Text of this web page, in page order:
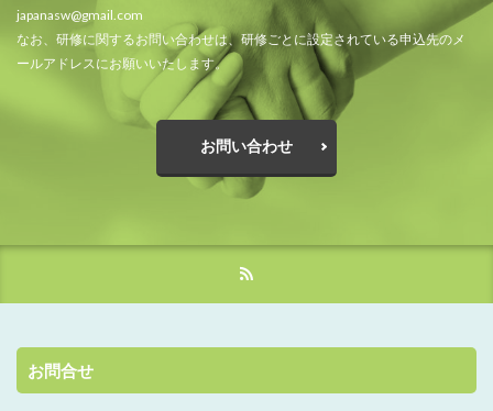
japanasw@gmail.com
なお、研修に関するお問い合わせは、研修ごとに設定されている申込先のメ
ールアドレスにお願いいたします。
お問い合わせ
お問合せ